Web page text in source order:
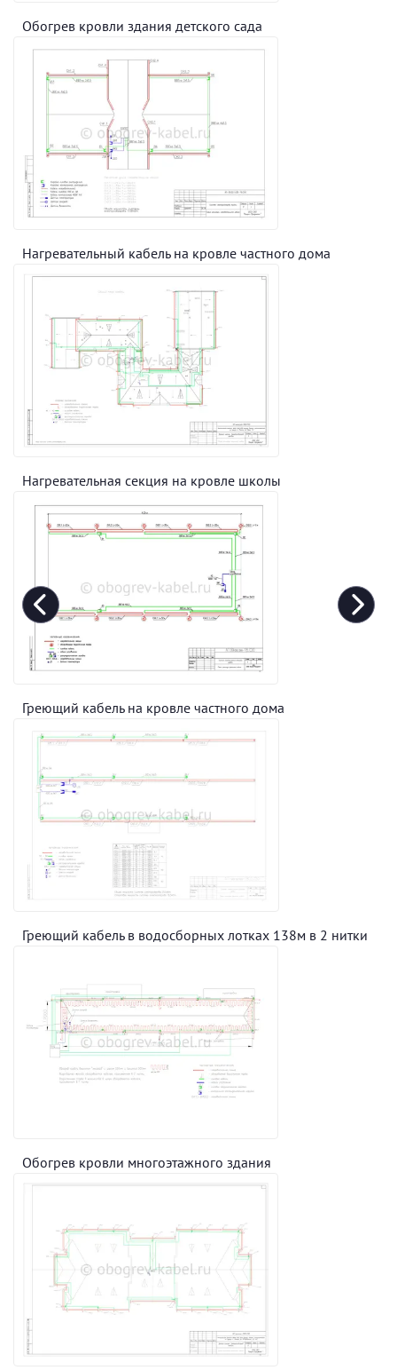
Обогрев кровли здания детского сада
Нагревательный кабель на кровле частного дома
Нагревательная секция на кровле школы
Греющий кабель на кровле частного дома
Греющий кабель в водосборных лотках 138м в 2 нитки
Обогрев кровли многоэтажного здания